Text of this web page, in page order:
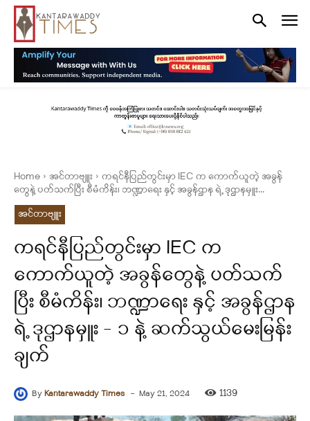
Home အင်တာဗျူး
ကရင်နီပြည်တွင်းမှာ IEC က ကောက်ယူတဲ့ အခွန်
တွေနဲ့ ပတ်သက်ပြီး စီမံကိန်း၊ ဘဏ္ဍာရေး နှင့် အခွန်ဌာန ရဲ့ ဒုဌာနမှူး...
အင်တာဗျူး
ကရင်နီပြည်တွင်းမှာ IEC က
ကောက်ယူတဲ့ အခွန်တွေနဲ့ ပတ်သက်
ပြီး စီမံကိန်း၊ ဘဏ္ဍာရေး နှင့် အခွန်ဌာန
ရဲ့ ဒုဌာနမှူး – ၁ နဲ့ ဆက်သွယ်မေးမြန်း
ချက်
ByKantarawaddy Times - May 21, 2024 1139